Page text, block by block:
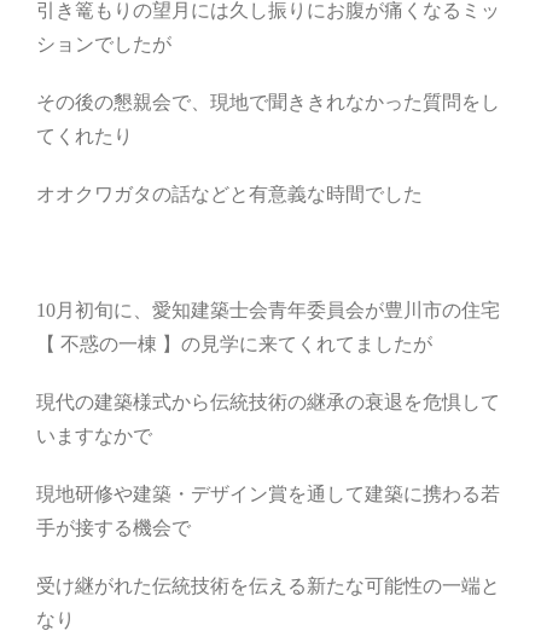
引き篭もりの望月には久し振りにお腹が痛くなるミッ
ションでしたが
その後の懇親会で、現地で聞ききれなかった質問をし
てくれたり
オオクワガタの話などと有意義な時間でした
10月初旬に、愛知建築士会青年委員会が豊川市の住宅
【 不惑の一棟 】の見学に来てくれてましたが
現代の建築様式から伝統技術の継承の衰退を危惧して
いますなかで
現地研修や建築・デザイン賞を通して建築に携わる若
手が接する機会で
受け継がれた伝統技術を伝える新たな可能性の一端と
なり